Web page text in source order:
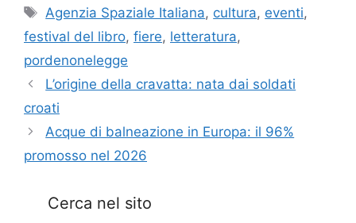
Tag
Agenzia Spaziale Italiana, cultura, eventi,
festival del libro, fiere, letteratura,
pordenonelegge
L’origine della cravatta: nata dai soldati
croati
Acque di balneazione in Europa: il 96%
promosso nel 2026
Cerca nel sito